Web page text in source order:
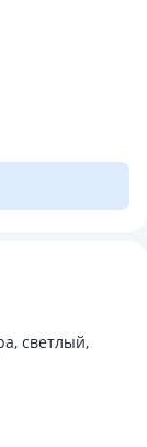
светлый,